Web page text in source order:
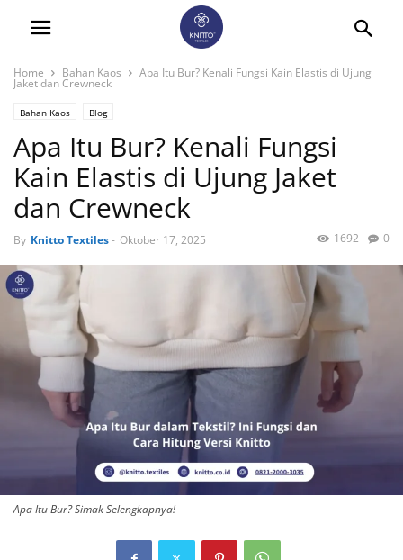
Home Bahan Kaos Apa Itu Bur? Kenali Fungsi Kain Elastis di Ujung
Jaket dan Crewneck
Bahan Kaos Blog
Apa Itu Bur? Kenali Fungsi
Kain Elastis di Ujung Jaket
dan Crewneck
By Knitto Textiles- Oktober 17, 2025 0
1692
Apa Itu Bur? Simak Selengkapnya!